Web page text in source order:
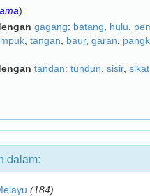
)
gagang: batang hulu
tangan baur, garan
tandan: tundun sisir, sikat
dalam:
(184)